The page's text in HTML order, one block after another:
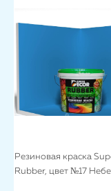
Резиновая краска
Rubber, цвет №17